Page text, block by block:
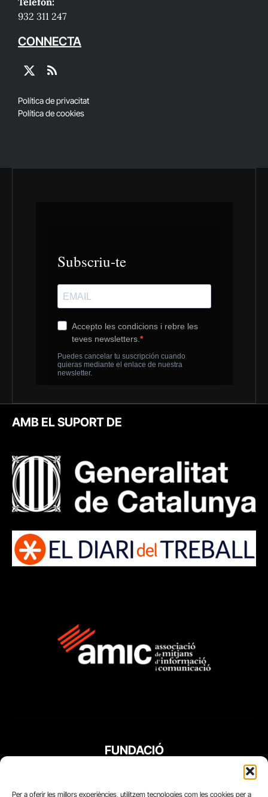
Per a oferir les millors experiències, utilitzem tecnologies com les cookies per a
932 311 247
CONNECTA
X
RSS
Política de privacitat
Política de cookies
AMB EL SUPORT DE
FUNDACIÓ